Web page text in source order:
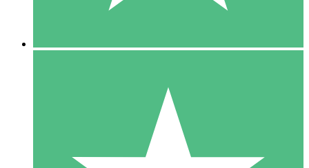
10 Downloaden
20 00